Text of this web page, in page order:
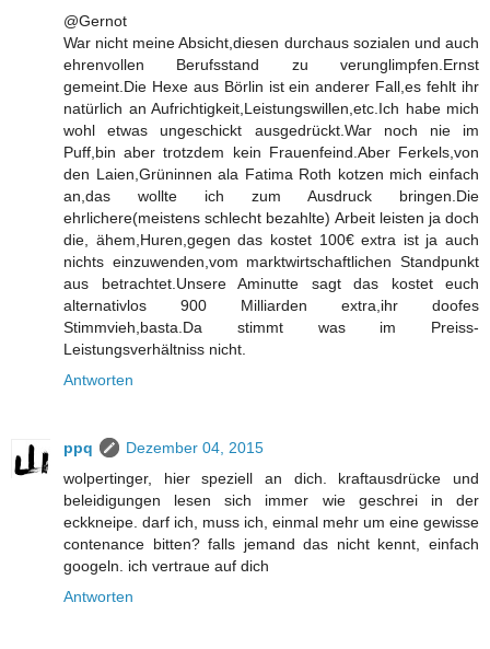
@Gernot
War nicht meine Absicht,diesen durchaus sozialen und auch
ehrenvollen Berufsstand zu verunglimpfen.Ernst
gemeint.Die Hexe aus Börlin ist ein anderer Fall,es fehlt ihr
natürlich an Aufrichtigkeit,Leistungswillen,etc.Ich habe mich
wohl etwas ungeschickt ausgedrückt.War noch nie im
Puff,bin aber trotzdem kein Frauenfeind.Aber Ferkels,von
den Laien,Grüninnen ala Fatima Roth kotzen mich einfach
an,das wollte ich zum Ausdruck bringen.Die
ehrlichere(meistens schlecht bezahlte) Arbeit leisten ja doch
die, ähem,Huren,gegen das kostet 100€ extra ist ja auch
nichts einzuwenden,vom marktwirtschaftlichen Standpunkt
aus betrachtet.Unsere Aminutte sagt das kostet euch
alternativlos 900 Milliarden extra,ihr doofes
Stimmvieh,basta.Da stimmt was im Preiss-
Leistungsverhältniss nicht.
Antworten
ppq
Dezember 04, 2015
wolpertinger, hier speziell an dich. kraftausdrücke und
beleidigungen lesen sich immer wie geschrei in der
eckkneipe. darf ich, muss ich, einmal mehr um eine gewisse
contenance bitten? falls jemand das nicht kennt, einfach
googeln. ich vertraue auf dich
Antworten